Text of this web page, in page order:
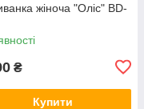
жіноча "Оліс" BD-
₴
Купити